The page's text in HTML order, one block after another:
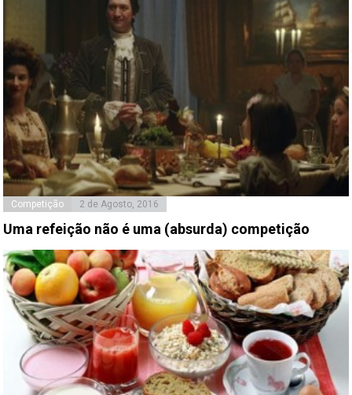
Competição 2 de Agosto, 2016
Uma refeição não é uma (absurda) competição